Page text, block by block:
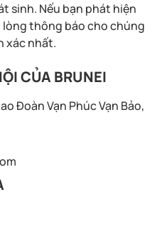
sinh. Nếu bạn phát hiện
thông báo cho chúng
xác nhất.
CỦA BRUNEI
Đoàn Vạn Phúc Vạn Bảo,